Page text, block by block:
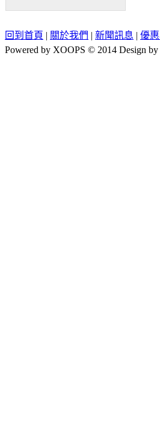
回到首頁 | 關於我們 | 新聞訊息 | 優
Powered by XOOPS © 2014 Design by